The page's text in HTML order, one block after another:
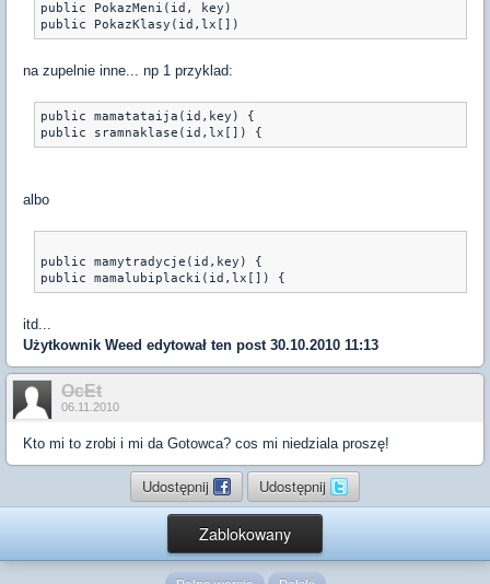
public PokazMeni(id, key)
public PokazKlasy(id,lx[])
na zupelnie inne... np 1 przyklad:
public mamatataija(id,key) {
public sramnaklase(id,lx[]) {
albo
public mamytradycje(id,key) {
public mamalubiplacki(id,lx[]) {
itd...
Użytkownik Weed edytował ten post 30.10.2010 11:13
OcEt
06.11.2010
Kto mi to zrobi i mi da Gotowca? cos mi niedziala proszę!
Udostępnij Udostępnij
Zablokowany